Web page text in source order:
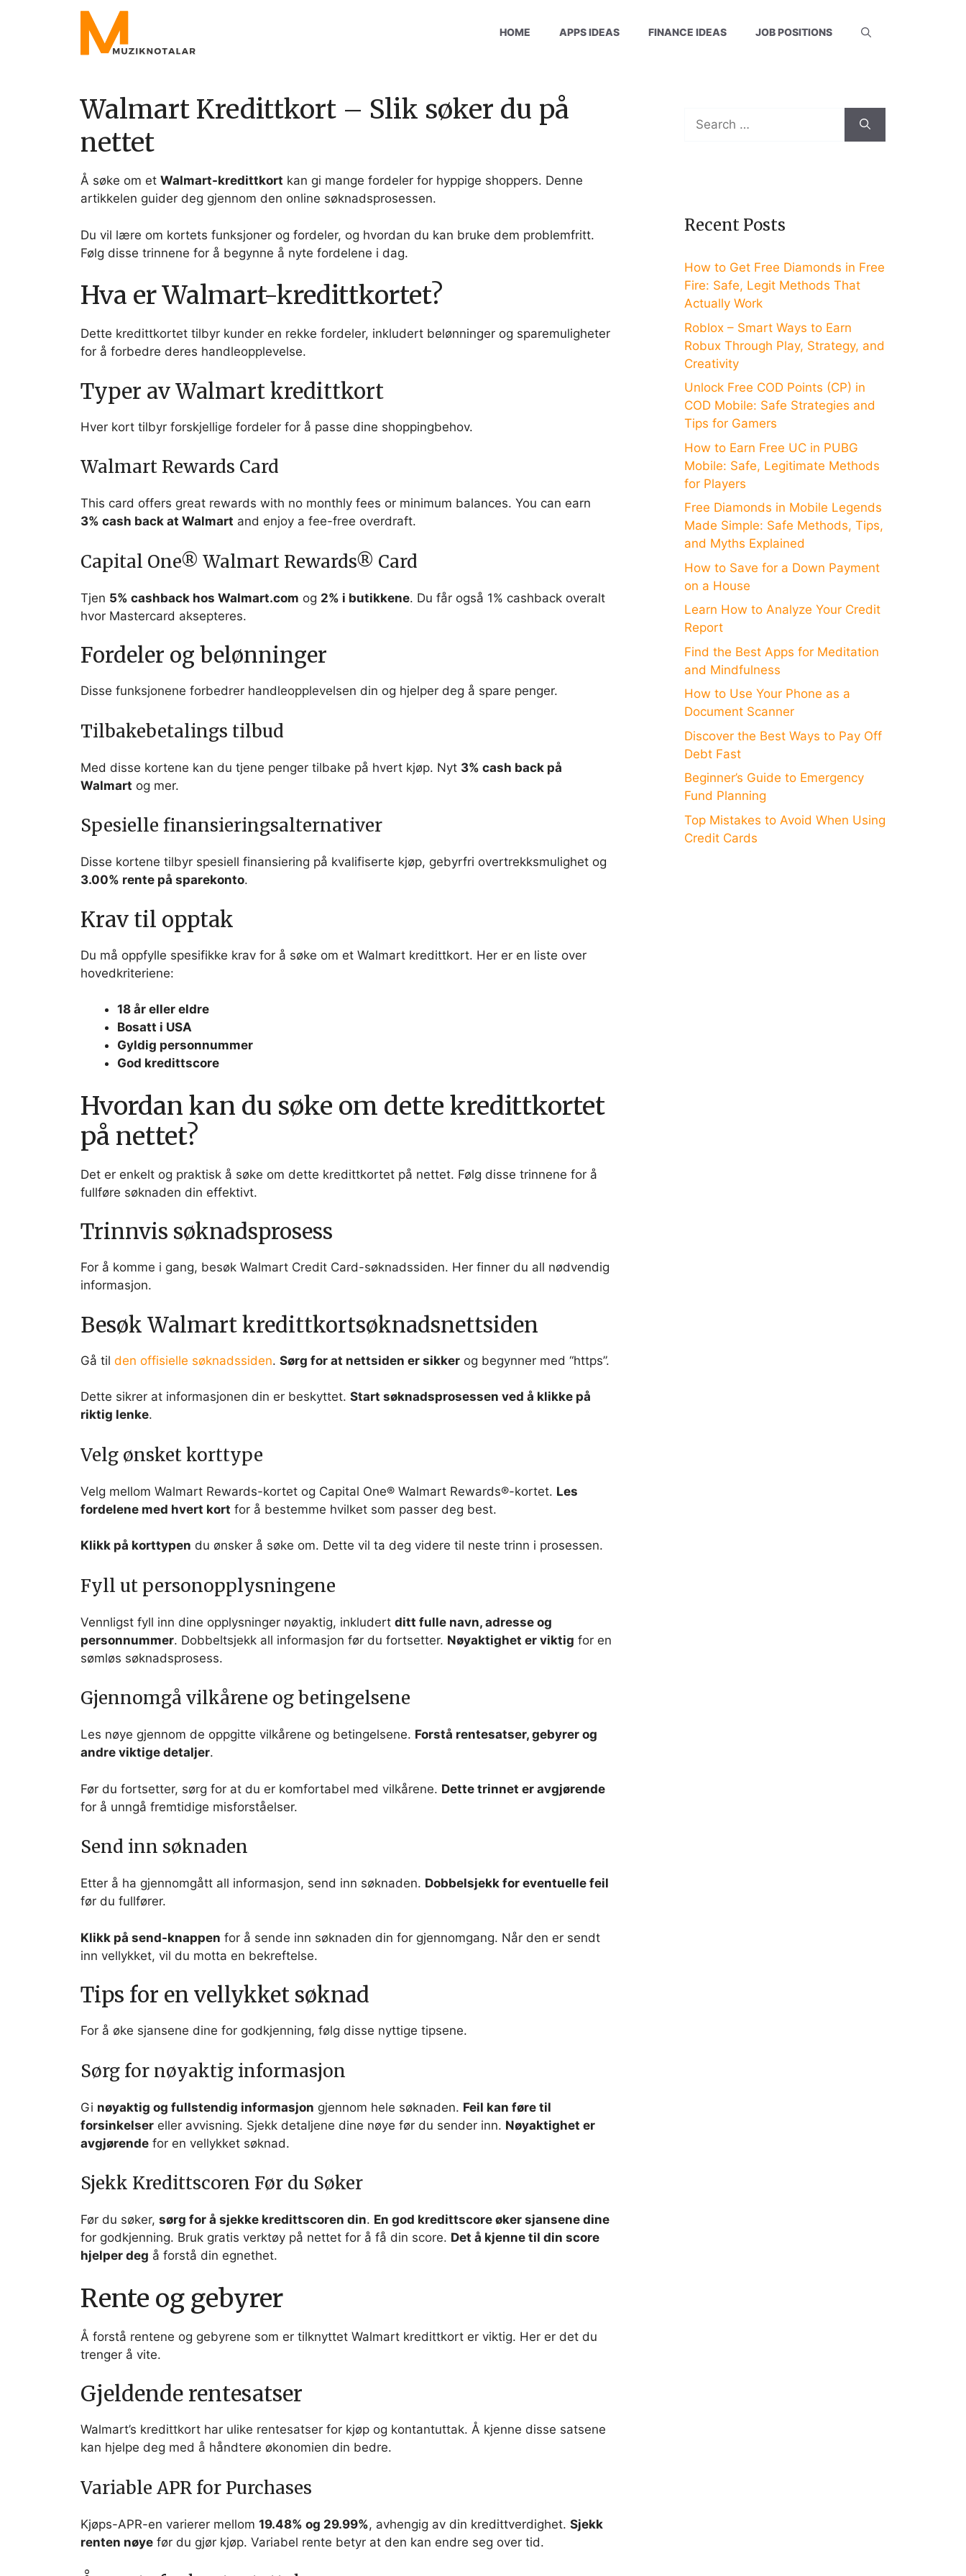
HOME APPS IDEAS FINANCE IDEAS JOB POSITIONS
Walmart Kredittkort – Slik søker du på
nettet
Å søke om et Walmart-kredittkort kan gi mange fordeler for hyppige shoppers. Denne
artikkelen guider deg gjennom den online søknadsprosessen.
Du vil lære om kortets funksjoner og fordeler, og hvordan du kan bruke dem problemfritt.
Følg disse trinnene for å begynne å nyte fordelene i dag.
Hva er Walmart-kredittkortet?
Dette kredittkortet tilbyr kunder en rekke fordeler, inkludert belønninger og sparemuligheter
for å forbedre deres handleopplevelse.
Typer av Walmart kredittkort
Hver kort tilbyr forskjellige fordeler for å passe dine shoppingbehov.
Walmart Rewards Card
This card offers great rewards with no monthly fees or minimum balances. You can earn
3% cash back at Walmart and enjoy a fee-free overdraft.
Capital One® Walmart Rewards® Card
Tjen 5% cashback hos Walmart.com og 2% i butikkene. Du får også 1% cashback overalt
hvor Mastercard aksepteres.
Fordeler og belønninger
Disse funksjonene forbedrer handleopplevelsen din og hjelper deg å spare penger.
Tilbakebetalings tilbud
Med disse kortene kan du tjene penger tilbake på hvert kjøp. Nyt 3% cash back på
Walmart og mer.
Spesielle finansieringsalternativer
Disse kortene tilbyr spesiell finansiering på kvalifiserte kjøp, gebyrfri overtrekksmulighet og
3.00% rente på sparekonto.
Krav til opptak
Du må oppfylle spesifikke krav for å søke om et Walmart kredittkort. Her er en liste over
hovedkriteriene:
18 år eller eldre
Bosatt i USA
Gyldig personnummer
God kredittscore
Hvordan kan du søke om dette kredittkortet
på nettet?
Det er enkelt og praktisk å søke om dette kredittkortet på nettet. Følg disse trinnene for å
fullføre søknaden din effektivt.
Trinnvis søknadsprosess
For å komme i gang, besøk Walmart Credit Card-søknadssiden. Her finner du all nødvendig
informasjon.
Besøk Walmart kredittkortsøknadsnettsiden
Gå til den offisielle søknadssiden. Sørg for at nettsiden er sikker og begynner med “https”.
Dette sikrer at informasjonen din er beskyttet. Start søknadsprosessen ved å klikke på
riktig lenke.
Velg ønsket korttype
Velg mellom Walmart Rewards-kortet og Capital One® Walmart Rewards®-kortet. Les
fordelene med hvert kort for å bestemme hvilket som passer deg best.
Klikk på korttypen du ønsker å søke om. Dette vil ta deg videre til neste trinn i prosessen.
Fyll ut personopplysningene
Vennligst fyll inn dine opplysninger nøyaktig, inkludert ditt fulle navn, adresse og
personnummer. Dobbeltsjekk all informasjon før du fortsetter. Nøyaktighet er viktig for en
sømløs søknadsprosess.
Gjennomgå vilkårene og betingelsene
Les nøye gjennom de oppgitte vilkårene og betingelsene. Forstå rentesatser, gebyrer og
andre viktige detaljer.
Før du fortsetter, sørg for at du er komfortabel med vilkårene. Dette trinnet er avgjørende
for å unngå fremtidige misforståelser.
Send inn søknaden
Etter å ha gjennomgått all informasjon, send inn søknaden. Dobbelsjekk for eventuelle feil
før du fullfører.
Klikk på send-knappen for å sende inn søknaden din for gjennomgang. Når den er sendt
inn vellykket, vil du motta en bekreftelse.
Tips for en vellykket søknad
For å øke sjansene dine for godkjenning, følg disse nyttige tipsene.
Sørg for nøyaktig informasjon
Gi nøyaktig og fullstendig informasjon gjennom hele søknaden. Feil kan føre til
forsinkelser eller avvisning. Sjekk detaljene dine nøye før du sender inn. Nøyaktighet er
avgjørende for en vellykket søknad.
Sjekk Kredittscoren Før du Søker
Før du søker, sørg for å sjekke kredittscoren din. En god kredittscore øker sjansene dine
for godkjenning. Bruk gratis verktøy på nettet for å få din score. Det å kjenne til din score
hjelper deg å forstå din egnethet.
Rente og gebyrer
Å forstå rentene og gebyrene som er tilknyttet Walmart kredittkort er viktig. Her er det du
trenger å vite.
Gjeldende rentesatser
Walmart’s kredittkort har ulike rentesatser for kjøp og kontantuttak. Å kjenne disse satsene
kan hjelpe deg med å håndtere økonomien din bedre.
Variable APR for Purchases
Kjøps-APR-en varierer mellom 19.48% og 29.99%, avhengig av din kredittverdighet. Sjekk
renten nøye før du gjør kjøp. Variabel rente betyr at den kan endre seg over tid.
Search
for:
Recent Posts
How to Get Free Diamonds in Free
Fire: Safe, Legit Methods That
Actually Work
Roblox – Smart Ways to Earn
Robux Through Play, Strategy, and
Creativity
Unlock Free COD Points (CP) in
COD Mobile: Safe Strategies and
Tips for Gamers
How to Earn Free UC in PUBG
Mobile: Safe, Legitimate Methods
for Players
Free Diamonds in Mobile Legends
Made Simple: Safe Methods, Tips,
and Myths Explained
How to Save for a Down Payment
on a House
Learn How to Analyze Your Credit
Report
Find the Best Apps for Meditation
and Mindfulness
How to Use Your Phone as a
Document Scanner
Discover the Best Ways to Pay Off
Debt Fast
Beginner’s Guide to Emergency
Fund Planning
Top Mistakes to Avoid When Using
Credit Cards